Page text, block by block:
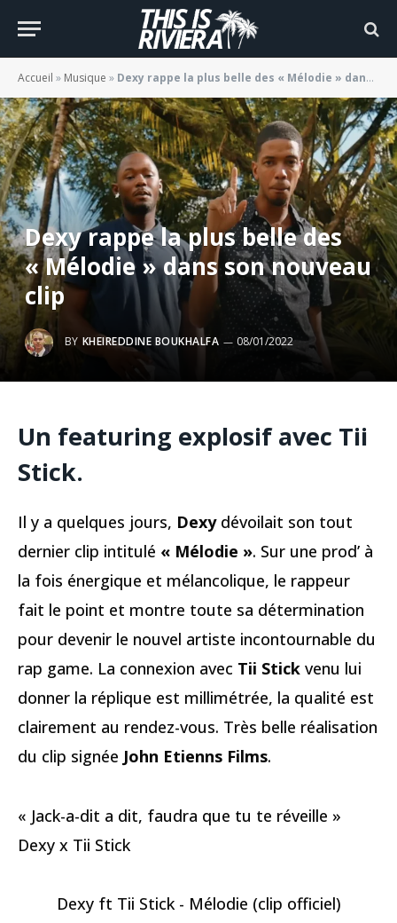
Accueil » Musique » Dexy rappe la plus belle des « Mélodie » dans son nouveau clip
Dexy rappe la plus belle des
« Mélodie » dans son nouveau
clip
BY KHEIREDDINE BOUKHALFA 08/01/2022
Un featuring explosif avec Tii
Stick.
Il y a quelques jours, Dexy dévoilait son tout
dernier clip intitulé « Mélodie ». Sur une prod’ à
la fois énergique et mélancolique, le rappeur
fait le point et montre toute sa détermination
pour devenir le nouvel artiste incontournable du
rap game. La connexion avec Tii Stick venu lui
donner la réplique est millimétrée, la qualité est
clairement au rendez-vous. Très belle réalisation
du clip signée John Etienns Films.
« Jack-a-dit a dit, faudra que tu te réveille »
Dexy x Tii Stick
Dexy ft Tii Stick - Mélodie (clip officiel)